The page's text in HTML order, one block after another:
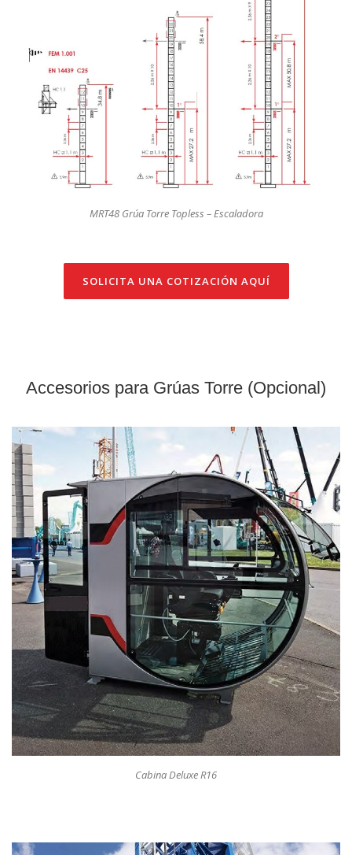
MRT48 Grúa Torre Topless – Escaladora
SOLICITA UNA COTIZACIÓN AQUÍ
Accesorios para Grúas Torre (Opcional)
Cabina Deluxe R16